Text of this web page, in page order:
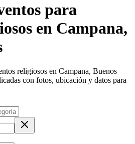
para
en Campana,
religiosos en Campana, Buenos
con fotos, ubicación y datos para